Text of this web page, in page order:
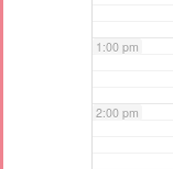
1:00 pm
2:00 pm